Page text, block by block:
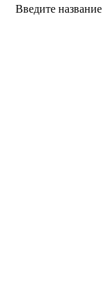
Введите название